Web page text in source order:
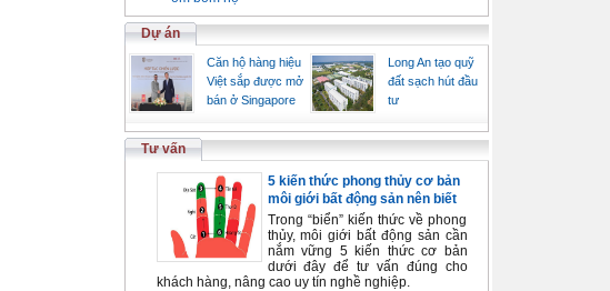
Dự án
Căn hộ hàng hiệu
Việt sắp được mở
bán ở Singapore
Long An tạo quỹ
đất sạch hút đầu
tư
Tư vấn
5 kiến thức phong thủy cơ bản
môi giới bất động sản nên biết
Trong “biển” kiến thức về phong
thủy, môi giới bất động sản cần
nắm vững 5 kiến thức cơ bản
dưới đây để tư vấn đúng cho
khách hàng, nâng cao uy tín nghề nghiệp.